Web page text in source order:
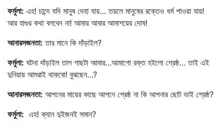
ফর্মুলা: এহ! চান্দে যদি মানুষ দেহা যায়… তয়লে মানুষের রক্তেও ধর্ম পাওয়া যায়!
আর হাগুর কথা বলবেন না! আমার আবার আমাশয়ের দোষ!
আনারসজনতা: তার মানে কি দাঁড়াইল?
ফর্মুলা: ঘটনা দাঁড়াইল তাল গাছটা আমার…আমাগো রক্ত হইলো শ্রেষ্ঠ… তাই এই
দুনিয়ায় আমরাই থাকবো! বুঝছেন…?
আনারসজনতা: আপনের মায়ের কাছে আপনে শ্রেষ্ঠ না কি আপনার ছোট ভাই শ্রেষ্ঠ?
ফর্মুলা: এহ! ক্যান দুইজনই সমান?